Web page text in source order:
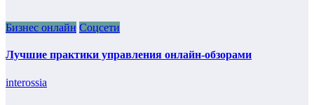
Бизнес онлайн Соцсети
Лучшие практики управления онлайн-обзорами
interossia